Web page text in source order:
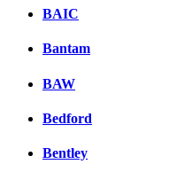
BAIC
Bantam
BAW
Bedford
Bentley